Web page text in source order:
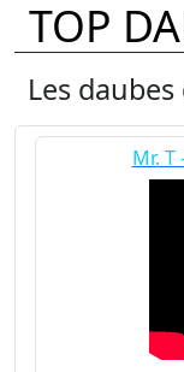
TOP
Les
Mr.